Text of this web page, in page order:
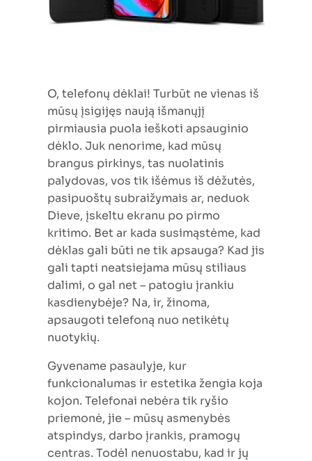
O, telefonų dėklai! Turbūt ne vienas iš
mūsų įsigijęs naują išmanųjį
pirmiausia puola ieškoti apsauginio
dėklo. Juk nenorime, kad mūsų
brangus pirkinys, tas nuolatinis
palydovas, vos tik išėmus iš dėžutės,
pasipuoštų subraižymais ar, neduok
Dieve, įskeltu ekranu po pirmo
kritimo. Bet ar kada susimąstėme, kad
dėklas gali būti ne tik apsauga? Kad jis
gali tapti neatsiejama mūsų stiliaus
dalimi, o gal net – patogiu įrankiu
kasdienybėje? Na, ir, žinoma,
apsaugoti telefoną nuo netikėtų
nuotykių.
Gyvename pasaulyje, kur
funkcionalumas ir estetika žengia koja
kojon. Telefonai nebėra tik ryšio
priemonė, jie – mūsų asmenybės
atspindys, darbo įrankis, pramogų
centras. Todėl nenuostabu, kad ir jų